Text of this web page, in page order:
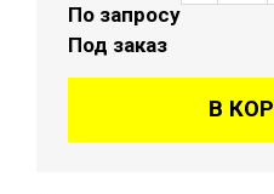
По запросу
Под заказ
В